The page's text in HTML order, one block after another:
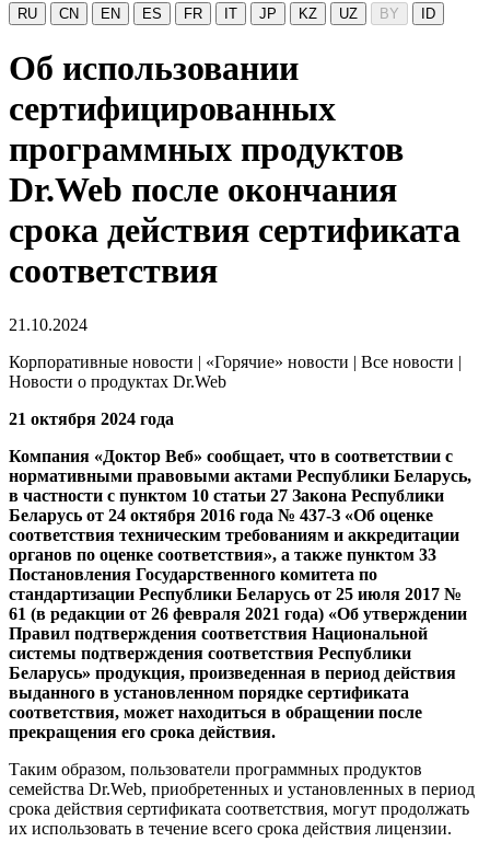
RU CN EN ES FR IT JP KZ UZ BY ID
Об использовании
сертифицированных
программных продуктов
Dr.Web после окончания
срока действия сертификата
соответствия
21.10.2024
Корпоративные новости | «Горячие» новости | Все новости |
Новости о продуктах Dr.Web
21 октября 2024 года
Компания «Доктор Веб» сообщает, что в соответствии с
нормативными правовыми актами Республики Беларусь,
в частности c пунктом 10 статьи 27 Закона Республики
Беларусь от 24 октября 2016 года № 437-З «Об оценке
соответствия техническим требованиям и аккредитации
органов по оценке соответствия», а также пунктом 33
Постановления Государственного комитета по
стандартизации Республики Беларусь от 25 июля 2017 №
61 (в редакции от 26 февраля 2021 года) «Об утверждении
Правил подтверждения соответствия Национальной
системы подтверждения соответствия Республики
Беларусь» продукция, произведенная в период действия
выданного в установленном порядке сертификата
соответствия, может находиться в обращении после
прекращения его срока действия.
Таким образом, пользователи программных продуктов
семейства Dr.Web, приобретенных и установленных в период
срока действия сертификата соответствия, могут продолжать
их использовать в течение всего срока действия лицензии.